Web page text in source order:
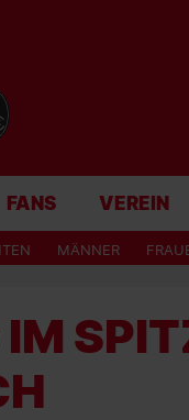
FANS VEREIN
MÄNNER